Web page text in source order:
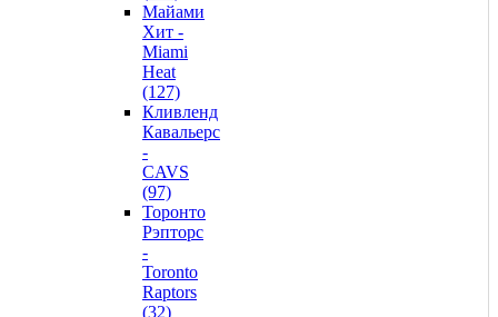
Майами
Хит -
Miami
Heat
(127)
Кливленд
Кавальерс
-
CAVS
(97)
Торонто
Рэпторс
-
Toronto
Raptors
(32)